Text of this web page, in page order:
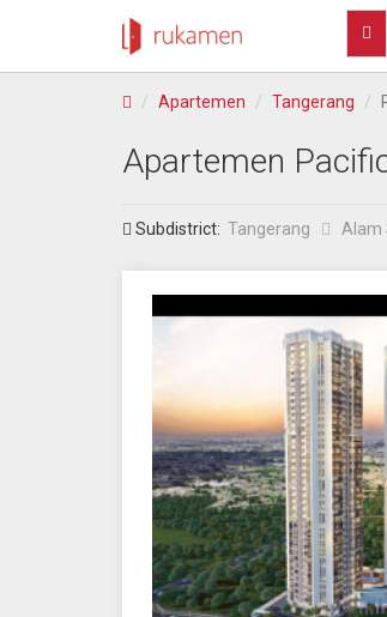
Apartemen Tangerang
Apartemen
Subdistrict: Tangerang Alam